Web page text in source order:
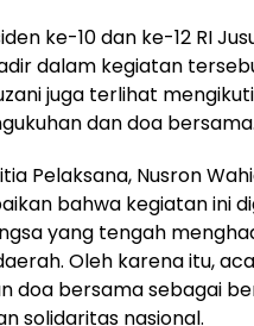
ke-10 dan ke-12 RI
dalam kegiatan
juga terlihat
dan doa bersama.
Pelaksana, Nusron
bahwa kegiatan ini
yang tengah
Oleh karena itu,
doa bersama sebagai
solidaritas nasional.